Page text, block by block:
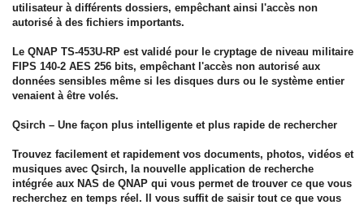
utilisateur à différents dossiers, empêchant ainsi l'accès non
autorisé à des fichiers importants.
Le QNAP TS-453U-RP est validé pour le cryptage de niveau militaire
FIPS 140-2 AES 256 bits, empêchant l'accès non autorisé aux
données sensibles même si les disques durs ou le système entier
venaient à être volés.
Qsirch – Une façon plus intelligente et plus rapide de rechercher
Trouvez facilement et rapidement vos documents, photos, vidéos et
musiques avec Qsirch, la nouvelle application de recherche
intégrée aux NAS de QNAP qui vous permet de trouver ce que vous
recherchez en temps réel. Il vous suffit de saisir tout ce que vous